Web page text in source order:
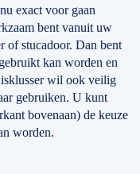
exact voor gaan
bent vanuit uw
of stucadoor. Dan bent
kan worden en
wil ook veilig
gebruiken. U kunt
bovenaan) de keuze
worden.